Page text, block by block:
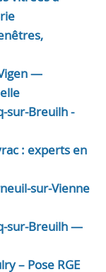
—
sur-Breuilh -
: experts en
sur-Vienne
sur-Breuilh —
– Pose RGE